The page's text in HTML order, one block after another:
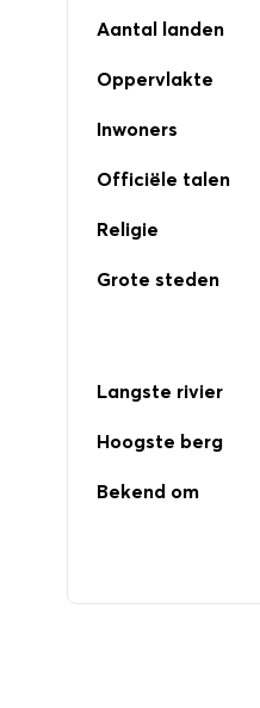
Aantal landen
Oppervlakte
Inwoners
Officiële talen
Religie
Grote steden
Langste rivier
Hoogste berg
Bekend om